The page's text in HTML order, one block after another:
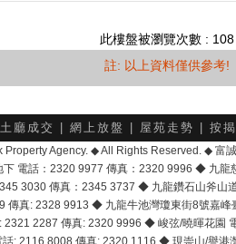
此樓盤被瀏覽次數 : 108
註: 以上資料僅供參考!
廳成交 網上放盤 屋苑走勢 按
Property Agency. ◆ All Rights Reserved. ◆ 富
下 電話：2320 9977 傳真：2320 9996 ◆ 九
3030 傳真：2345 3737 ◆ 九龍鑽石山斧
傳真: 2328 9913 ◆ 九龍牛池灣瓊東街8號嘉
2287 傳真: 2320 9996 ◆ 峻弦/曉暉花園
: 2116 8008 傳真: 2320 1116 ◆ 現崇山/譽